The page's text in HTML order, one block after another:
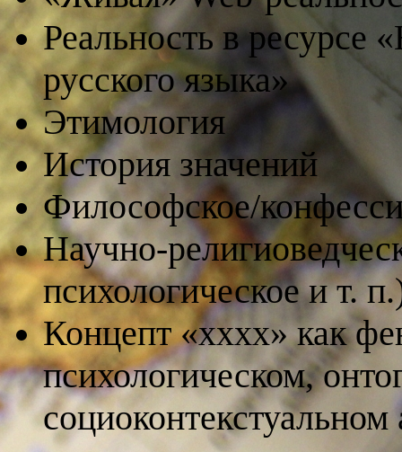
Реальность в ресурсе
русского языка»
Этимология
История значений
Философское/
Научно-
психологическое и т.
Концепт «хххх» как
психологическом,
социоконтекстуальном